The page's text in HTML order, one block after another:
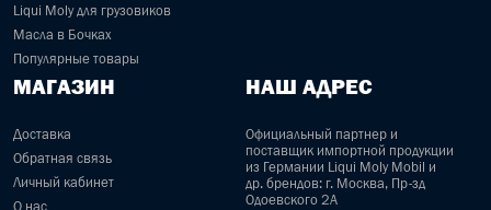
Liqui Moly для грузовиков
Масла в Бочках
Популярные товары
МАГАЗИН
Доставка
Обратная связь
Личный кабинет
О нас
НАШ АДРЕС
Официальный партнер и
поставщик импортной продукции
из Германии Liqui Moly Mobil и
др. брендов: г. Москва, Пр-зд
Одоевского 2А